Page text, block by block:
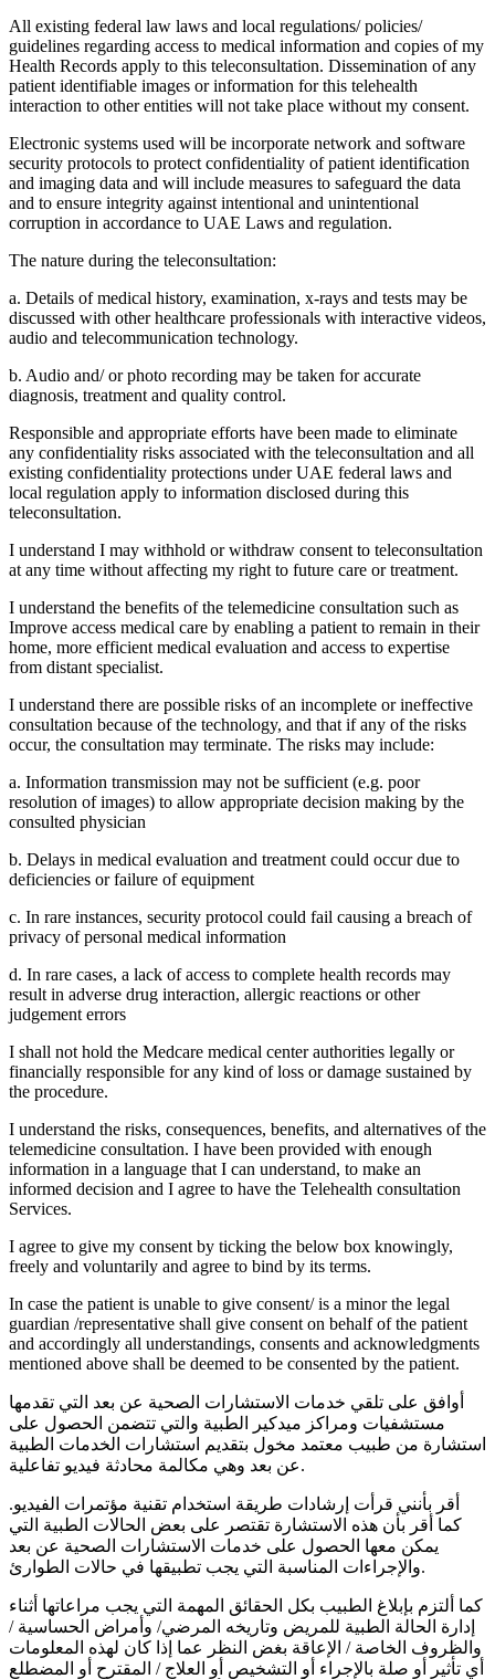
All existing federal law laws and local regulations/ policies/
guidelines regarding access to medical information and copies of my
Health Records apply to this teleconsultation. Dissemination of any
patient identifiable images or information for this telehealth
interaction to other entities will not take place without my consent.
Electronic systems used will be incorporate network and software
security protocols to protect confidentiality of patient identification
and imaging data and will include measures to safeguard the data
and to ensure integrity against intentional and unintentional
corruption in accordance to UAE Laws and regulation.
The nature during the teleconsultation:
a. Details of medical history, examination, x-rays and tests may be
discussed with other healthcare professionals with interactive videos,
audio and telecommunication technology.
b. Audio and/ or photo recording may be taken for accurate
diagnosis, treatment and quality control.
Responsible and appropriate efforts have been made to eliminate
any confidentiality risks associated with the teleconsultation and all
existing confidentiality protections under UAE federal laws and
local regulation apply to information disclosed during this
teleconsultation.
I understand I may withhold or withdraw consent to teleconsultation
at any time without affecting my right to future care or treatment.
I understand the benefits of the telemedicine consultation such as
Improve access medical care by enabling a patient to remain in their
home, more efficient medical evaluation and access to expertise
from distant specialist.
I understand there are possible risks of an incomplete or ineffective
consultation because of the technology, and that if any of the risks
occur, the consultation may terminate. The risks may include:
a. Information transmission may not be sufficient (e.g. poor
resolution of images) to allow appropriate decision making by the
consulted physician
b. Delays in medical evaluation and treatment could occur due to
deficiencies or failure of equipment
c. In rare instances, security protocol could fail causing a breach of
privacy of personal medical information
d. In rare cases, a lack of access to complete health records may
result in adverse drug interaction, allergic reactions or other
judgement errors
I shall not hold the Medcare medical center authorities legally or
financially responsible for any kind of loss or damage sustained by
the procedure.
I understand the risks, consequences, benefits, and alternatives of the
telemedicine consultation. I have been provided with enough
information in a language that I can understand, to make an
informed decision and I agree to have the Telehealth consultation
Services.
I agree to give my consent by ticking the below box knowingly,
freely and voluntarily and agree to bind by its terms.
In case the patient is unable to give consent/ is a minor the legal
guardian /representative shall give consent on behalf of the patient
and accordingly all understandings, consents and acknowledgments
mentioned above shall be deemed to be consented by the patient.
أوافق على تلقي خدمات الاستشارات الصحية عن بعد التي تقدمها
مستشفيات ومراكز ميدكير الطبية والتي تتضمن الحصول على
استشارة من طبيب معتمد مخول بتقديم استشارات الخدمات الطبية
عن بعد وهي مكالمة محادثة فيديو تفاعلية.
أقر بأنني قرأت إرشادات طريقة استخدام تقنية مؤتمرات الفيديو.
كما أقر بأن هذه الاستشارة تقتصر على بعض الحالات الطبية التي
يمكن معها الحصول على خدمات الاستشارات الصحية عن بعد
والإجراءات المناسبة التي يجب تطبيقها في حالات الطوارئ.
كما ألتزم بإبلاغ الطبيب بكل الحقائق المهمة التي يجب مراعاتها أثناء
إدارة الحالة الطبية للمريض وتاريخه المرضي/ وأمراض الحساسية /
والظروف الخاصة / الإعاقة بغض النظر عما إذا كان لهذه المعلومات
أي تأثير أو صلة بالإجراء أو التشخيص أو العلاج / المقترح أو المضطلع